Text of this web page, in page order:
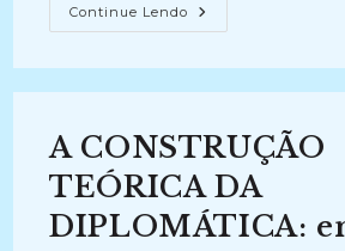
Continue Lendo A
DOCUMENTO
ARQUIVO:
Perspectivas
Metodológicas
Para
A
Elaboração
De
A CONSTRUÇÃO
TEÓRICA DA
DIPLOMÁTICA: